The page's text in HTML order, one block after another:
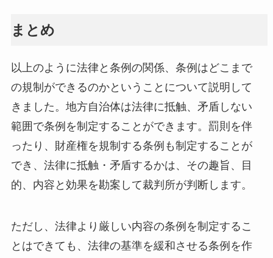
まとめ
以上のように法律と条例の関係、条例はどこまで
の規制ができるのかということについて説明して
きました。地方自治体は法律に抵触、矛盾しない
範囲で条例を制定することができます。罰則を伴
ったり、財産権を規制する条例も制定することが
でき、法律に抵触・矛盾するかは、その趣旨、目
的、内容と効果を勘案して裁判所が判断します。
ただし、法律より厳しい内容の条例を制定するこ
とはできても、法律の基準を緩和させる条例を作